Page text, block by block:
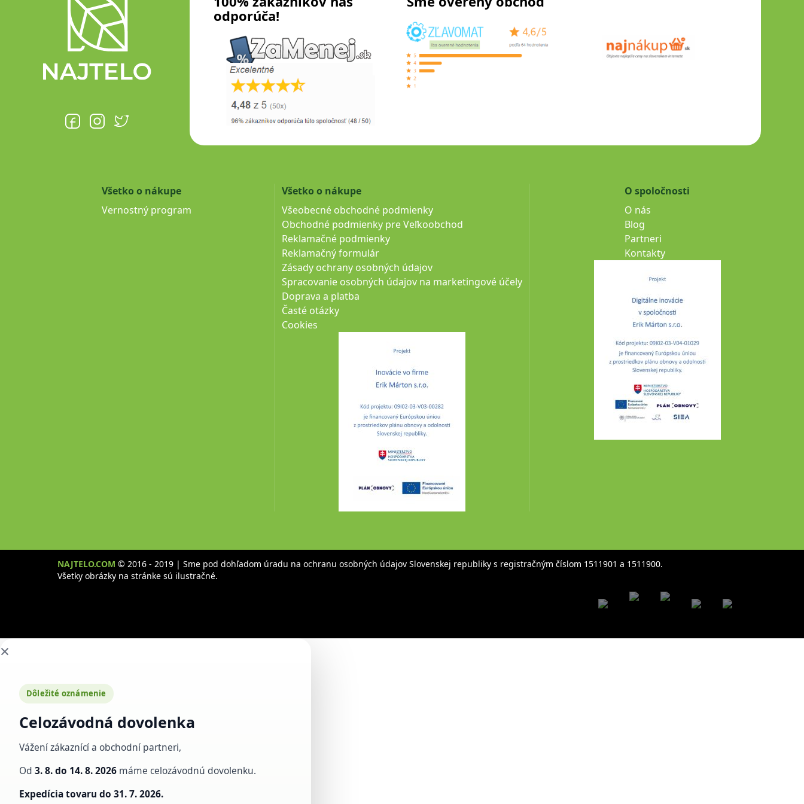
odporúča!
Všetko o nákupe
Vernostný program
Všetko o nákupe
Všeobecné obchodné podmienky
Obchodné podmienky pre Veľkoobchod
Reklamačné podmienky
Reklamačný formulár
Zásady ochrany osobných údajov
Spracovanie osobných údajov na marketingové účely
Doprava a platba
Časté otázky
Cookies
O spoločnosti
O nás
Blog
Partneri
Kontakty
NAJTELO.COM © 2016 - 2019 | Sme pod dohľadom úradu na ochranu osobných údajov Slovenskej republiky s registračným číslom 1511901 a 1511900.
Všetky obrázky na stránke sú ilustračné.
×
Dôležité oznámenie
Celozávodná dovolenka
Vážení zákaznící a obchodní partneri,
Od 3. 8. do 14. 8. 2026 máme celozávodnú dovolenku.
Expedícia tovaru do 31. 7. 2026.